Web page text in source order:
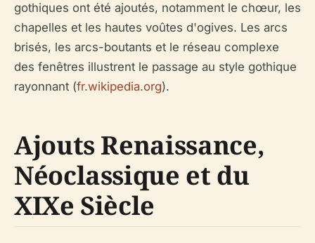
gothiques ont été ajoutés, notamment le chœur, les
chapelles et les hautes voûtes d'ogives. Les arcs
brisés, les arcs-boutants et le réseau complexe
des fenêtres illustrent le passage au style gothique
rayonnant (fr.wikipedia.org).
Ajouts Renaissance,
Néoclassique et du
XIXe Siècle